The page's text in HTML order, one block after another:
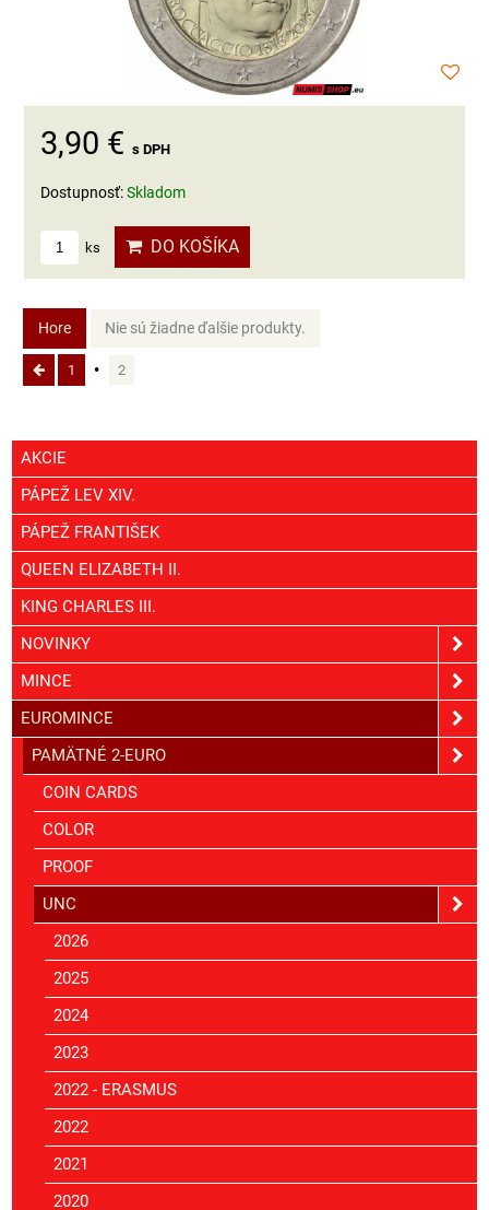
3,90 € s DPH
Dostupnosť:Skladom
ks DO KOŠÍKA
Hore Nie sú žiadne ďalšie produkty.
1 2
AKCIE
PÁPEŽ LEV XIV.
PÁPEŽ FRANTIŠEK
QUEEN ELIZABETH II.
KING CHARLES III.
NOVINKY
MINCE
EUROMINCE
PAMÄTNÉ 2-EURO
COIN CARDS
COLOR
PROOF
UNC
2026
2025
2024
2023
2022 - ERASMUS
2022
2021
2020